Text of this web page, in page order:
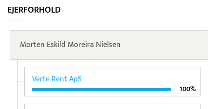
EJERFORHOLD
Morten Eskild Moreira Nielsen
Verte Rent ApS
100%